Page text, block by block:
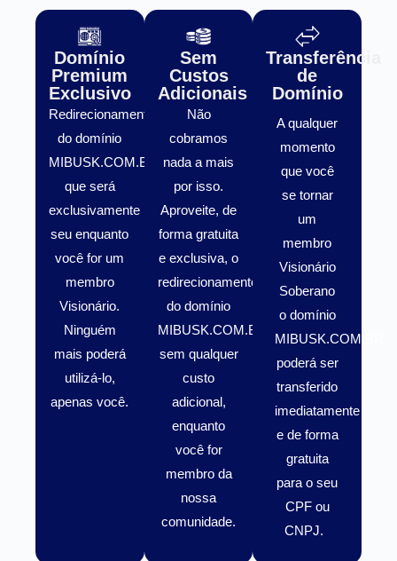
Domínio
Premium
Exclusivo
Redirecionamento
do domínio
MIBUSK.COM.BR
que será
exclusivamente
seu enquanto
você for um
membro
Visionário.
Ninguém
mais poderá
utilizá-lo,
apenas você.
Sem
Custos
Adicionais
Não
cobramos
nada a mais
por isso.
Aproveite, de
forma gratuita
e exclusiva, o
redirecionamento
do domínio
MIBUSK.COM.BR
sem qualquer
custo
adicional,
enquanto
você for
membro da
nossa
comunidade.
Transferência
de
Domínio
A qualquer
momento
que você
se tornar
um
membro
Visionário
Soberano
o domínio
MIBUSK.COM.BR
poderá ser
transferido
imediatamente
e de forma
gratuita
para o seu
CPF ou
CNPJ.